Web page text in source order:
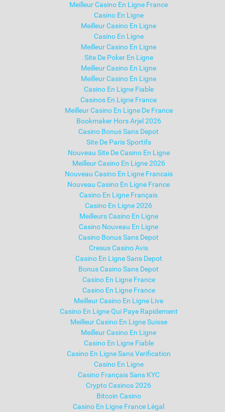
Meilleur Casino En Ligne France
Casino En Ligne
Meilleur Casino En Ligne
Casino En Ligne
Meilleur Casino En Ligne
Site De Poker En Ligne
Meilleur Casino En Ligne
Meilleur Casino En Ligne
Casino En Ligne Fiable
Casinos En Ligne France
Meilleur Casino En Ligne De France
Bookmaker Hors Arjel 2026
Casino Bonus Sans Depot
Site De Paris Sportifs
Nouveau Site De Casino En Ligne
Meilleur Casino En Ligne 2026
Nouveau Casino En Ligne Francais
Nouveau Casino En Ligne France
Casino En Ligne Français
Casino En Ligne 2026
Meilleurs Casino En Ligne
Casino Nouveau En Ligne
Casino Bonus Sans Depot
Cresus Casino Avis
Casino En Ligne Sans Depot
Bonus Casino Sans Depot
Casino En Ligne France
Casino En Ligne France
Meilleur Casino En Ligne Live
Casino En Ligne Qui Paye Rapidement
Meilleur Casino En Ligne Suisse
Meilleur Casino En Ligne
Casino En Ligne Fiable
Casino En Ligne Sans Verification
Casino En Ligne
Casino Français Sans KYC
Crypto Casinos 2026
Bitcoin Casino
Casino En Ligne France Légal